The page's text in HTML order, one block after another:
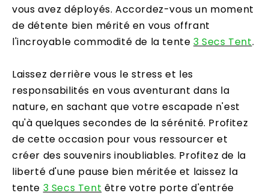
vous avez déployés. Accordez-vous un moment
de détente bien mérité en vous offrant
l'incroyable commodité de la tente3 Secs Tent.
Laissez derrière vous le stress et les
responsabilités en vous aventurant dans la
nature, en sachant que votre escapade n'est
qu'à quelques secondes de la sérénité. Profitez
de cette occasion pour vous ressourcer et
créer des souvenirs inoubliables. Profitez de la
liberté d'une pause bien méritée et laissez la
tente 3 Secs Tent être votre porte d'entrée